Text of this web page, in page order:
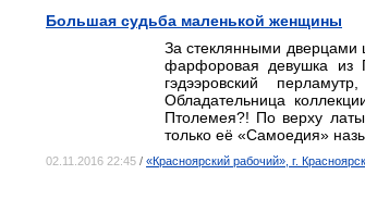
Большая судьба маленькой женщины
За стеклянными дверцами
фарфоровая девушка из
гэдээровский
Обладательница
Птолемея?! По верху
только её «Самоедия»
02.11.2016 22:45 / «Красноярский рабочий», г.